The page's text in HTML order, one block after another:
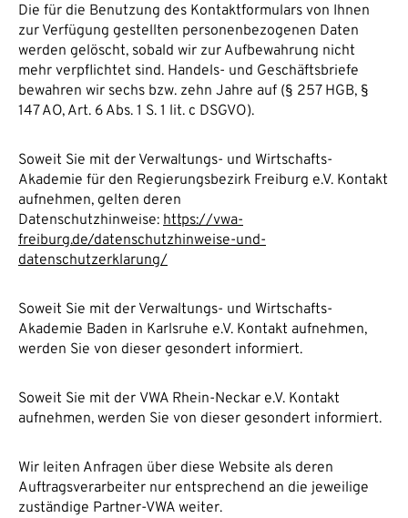
Die für die Benutzung des Kontaktformulars von Ihnen
zur Verfügung gestellten personenbezogenen Daten
werden gelöscht, sobald wir zur Aufbewahrung nicht
mehr verpflichtet sind. Handels- und Geschäftsbriefe
bewahren wir sechs bzw. zehn Jahre auf (§ 257 HGB, §
147 AO, Art. 6 Abs. 1 S. 1 lit. c DSGVO).
Soweit Sie mit der Verwaltungs- und Wirtschafts-
Akademie für den Regierungsbezirk Freiburg e.V. Kontakt
aufnehmen, gelten deren
Datenschutzhinweise: https://vwa-
freiburg.de/datenschutzhinweise-und-
datenschutzerklarung/
Soweit Sie mit der Verwaltungs- und Wirtschafts-
Akademie Baden in Karlsruhe e.V. Kontakt aufnehmen,
werden Sie von dieser gesondert informiert.
Soweit Sie mit der VWA Rhein-Neckar e.V. Kontakt
aufnehmen, werden Sie von dieser gesondert informiert.
Wir leiten Anfragen über diese Website als deren
Auftragsverarbeiter nur entsprechend an die jeweilige
zuständige Partner-VWA weiter.